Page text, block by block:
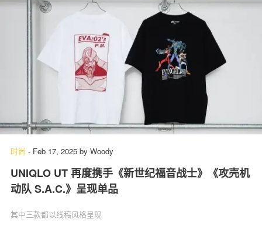
时尚 - Feb 17, 2025 by Woody
UNIQLO UT 再度携手《新世纪福音战士》《攻壳机
动队 S.A.C.》呈现单品
其中三款都以线稿风格呈现